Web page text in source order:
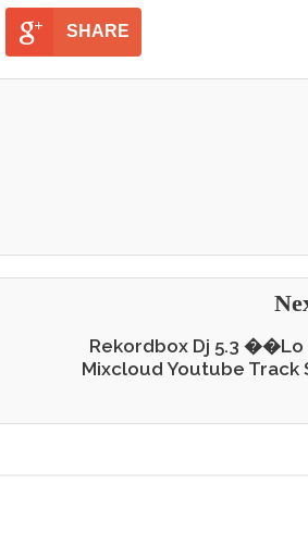
SHARE
Rekordbox Dj 5.3 ��Lo
Mixcloud Youtube Track